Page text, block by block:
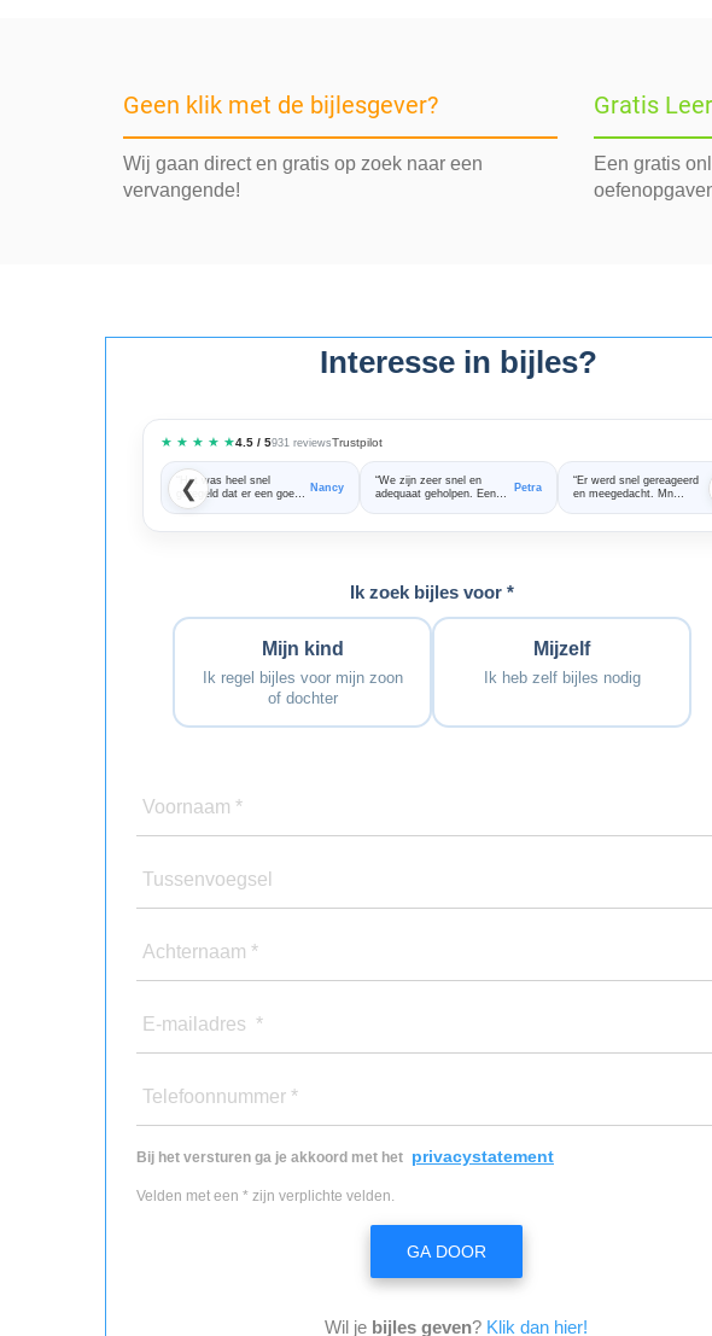
Geen klik met de bijlesgever?
Wij gaan direct en gratis op zoek naar een
vervangende!
Gratis
Een gratis
Interesse in bijles?
★ ★ ★ ★ ★4.5 / 5931 reviewsTrustpilot
“Het was heel snel
geregeld dat er een goede
bijles docent aan huis kon
Nancy
“We zijn zeer snel en
adequaat geholpen. Een
Petra
“Er werd snel gereageerd
en meegedacht. Mn
Wiskunde. Ze haalde
❮
Ik zoek bijles voor *
Mijn kind
Ik regel bijles voor mijn zoon
of dochter
Mijzelf
Ik heb zelf bijles nodig
Voornaam *
Tussenvoegsel
Achternaam *
E-mailadres *
Telefoonnummer *
Bij het versturen ga je akkoord met het privacystatement
Velden met een * zijn verplichte velden.
GA DOOR
Wil je bijles geven? Klik dan hier!